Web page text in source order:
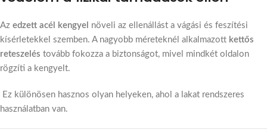
Az edzett acél kengyel növeli az ellenállást a vágási és feszítési
kísérletekkel szemben. A nagyobb méreteknél alkalmazott kettős
reteszelés tovább fokozza a biztonságot, mivel mindkét oldalon
rögzíti a kengyelt.
Ez különösen hasznos olyan helyeken, ahol a lakat rendszeres
használatban van.